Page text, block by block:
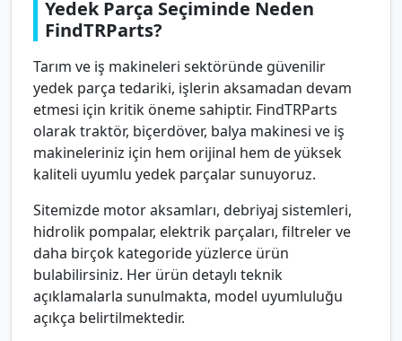
Yedek Parça Seçiminde Neden
FindTRParts?
Tarım ve iş makineleri sektöründe güvenilir
yedek parça tedariki, işlerin aksamadan devam
etmesi için kritik öneme sahiptir. FindTRParts
olarak traktör, biçerdöver, balya makinesi ve iş
makineleriniz için hem orijinal hem de yüksek
kaliteli uyumlu yedek parçalar sunuyoruz.
Sitemizde motor aksamları, debriyaj sistemleri,
hidrolik pompalar, elektrik parçaları, filtreler ve
daha birçok kategoride yüzlerce ürün
bulabilirsiniz. Her ürün detaylı teknik
açıklamalarla sunulmakta, model uyumluluğu
açıkça belirtilmektedir.